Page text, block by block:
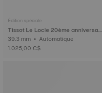
Édition spéciale
Tissot Le Locle 20ème anniversair
e
39.3 mm • Automatique
1.025,00 C$